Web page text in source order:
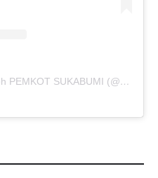
Sebuah kiriman dibagikan oleh PEMKOT SUKABUMI (@pemkotsukabumi_)